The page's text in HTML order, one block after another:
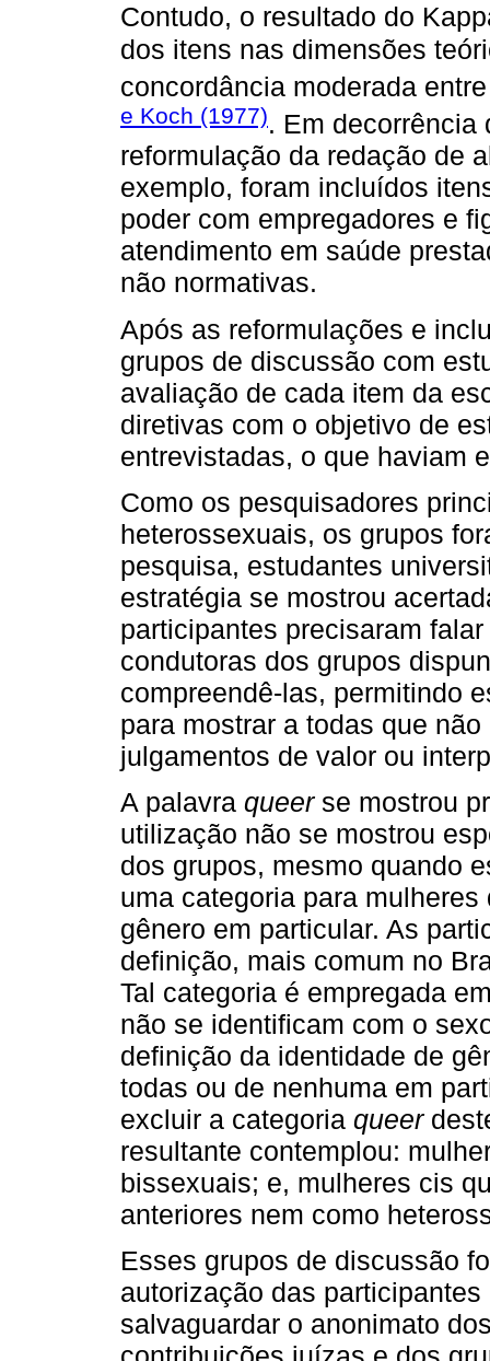
Contudo, o resultado do
dos itens nas dimensões
concordância moderada
e Koch (1977). Em decorrência
reformulação da redação de
exemplo, foram incluídos
poder com empregadores e
atendimento em saúde
não normativas.
Após as reformulações e
grupos de discussão com
avaliação de cada item da
diretivas com o objetivo de
entrevistadas, o que haviam
Como os pesquisadores
heterossexuais, os grupos
pesquisa, estudantes
estratégia se mostrou
participantes precisaram
condutoras dos grupos
compreendê-las, permitindo
para mostrar a todas que
julgamentos de valor ou
A palavra queerse mostrou
utilização não se mostrou
dos grupos, mesmo quando
uma categoria para
gênero em particular. As
definição, mais comum no
Tal categoria é empregada
não se identificam com o
definição da identidade de
todas ou de nenhuma em
excluir a categoria queer
resultante contemplou:
bissexuais; e, mulheres cis
anteriores nem como
Esses grupos de discussão
autorização das
salvaguardar o anonimato